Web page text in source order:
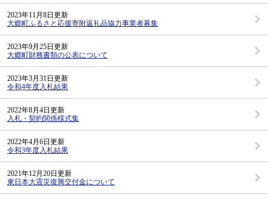
2023年11月8日更新
大郷町ふるさと応援寄附返礼品協力事業者募集
2023年9月25日更新
大郷町財務書類の公表について
2023年3月31日更新
令和4年度入札結果
2022年8月4日更新
入札・契約関係様式集
2022年4月6日更新
令和3年度入札結果
2021年12月20日更新
東日本大震災復興交付金について